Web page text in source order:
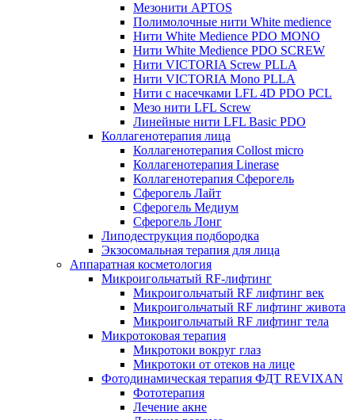
Мезонити APTOS
Полимолочные нити White medience
Нити White Medience PDO MONO
Нити White Medience PDO SCREW
Нити VICTORIA Screw PLLA
Нити VICTORIA Mono PLLA
Нити с насечками LFL 4D PDO PCL
Мезо нити LFL Screw
Линейные нити LFL Basic PDO
Коллагенотерапия лица
Коллагенотерапия Collost micro
Коллагенотерапия Linerase
Коллагенотерапия Сферогель
Сферогель Лайт
Сферогель Медиум
Сферогель Лонг
Липодеструкция подбородка
Экзосомальная терапия для лица
Аппаратная косметология
Микроигольчатый RF-лифтинг
Микроигольчатый RF лифтинг век
Микроигольчатый RF лифтинг живота
Микроигольчатый RF лифтинг тела
Микротоковая терапия
Микротоки вокруг глаз
Микротоки от отеков на лице
Фотодинамическая терапия ФДТ REVIXAN
Фототерапия
Лечение акне